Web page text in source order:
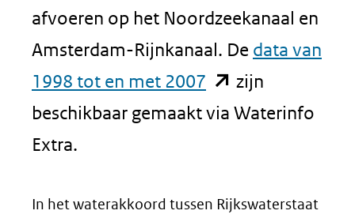
afvoeren op het Noordzeekanaal en
Amsterdam-Rijnkanaal. De data van
1998 tot en met 2007 (opent
in
(verwijst
zijn
beschikbaar gemaakt via Waterinfo
Extra.
In het waterakkoord tussen Rijkswaterstaat